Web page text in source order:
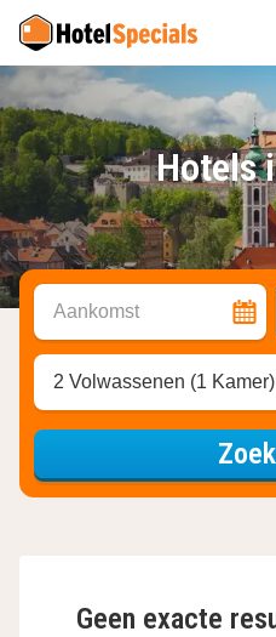
Hotels
Aankomst
2 Volwassenen (1 Kamer)
Geen exacte